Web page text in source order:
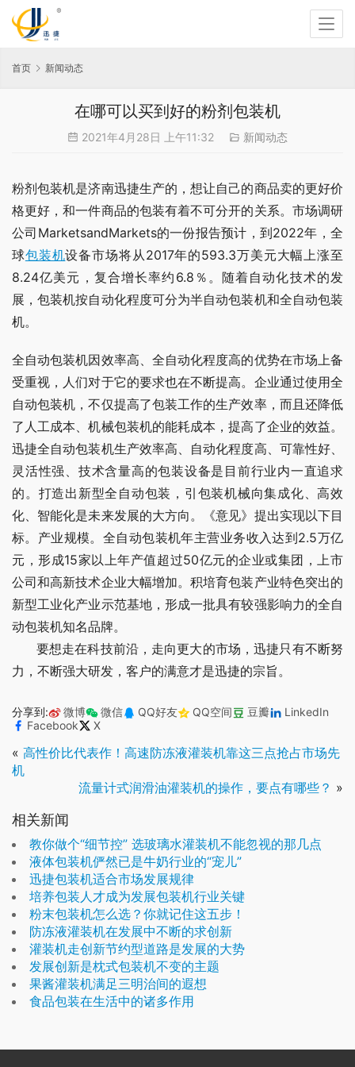
首页 新闻动态
在哪可以买到好的粉剂包装机
2021年4月28日 上午11:32 新闻动态
粉剂包装机是济南迅捷生产的，想让自己的商品卖的更好价
格更好，和一件商品的包装有着不可分开的关系。市场调研
公司MarketsandMarkets的一份报告预计，到2022年，全
球包装机设备市场将从2017年的593.3万美元大幅上涨至
8.24亿美元，复合增长率约6.8％。随着自动化技术的发
展，包装机按自动化程度可分为半自动包装机和全自动包装
机。
全自动包装机因效率高、全自动化程度高的优势在市场上备
受重视，人们对于它的要求也在不断提高。企业通过使用全
自动包装机，不仅提高了包装工作的生产效率，而且还降低
了人工成本、机械包装机的能耗成本，提高了企业的效益。
迅捷全自动包装机生产效率高、自动化程度高、可靠性好、
灵活性强、技术含量高的包装设备是目前行业内一直追求
的。打造出新型全自动包装，引包装机械向集成化、高效
化、智能化是未来发展的大方向。《意见》提出实现以下目
标。产业规模。全自动包装机年主营业务收入达到2.5万亿
元，形成15家以上年产值超过50亿元的企业或集团，上市
公司和高新技术企业大幅增加。积培育包装产业特色突出的
新型工业化产业示范基地，形成一批具有较强影响力的全自
动包装机知名品牌。
要想走在科技前沿，走向更大的市场，迅捷只有不断努
力，不断强大研发，客户的满意才是迅捷的宗旨。
分享到: 微博 微信 QQ好友 QQ空间 豆瓣
LinkedIn
Facebook
X
« 高性价比代表作！高速防冻液灌装机靠这三点抢占市场先
机
流量计式润滑油灌装机的操作，要点有哪些？ »
相关新闻
教你做个“细节控” 选玻璃水灌装机不能忽视的那几点
液体包装机俨然已是牛奶行业的“宠儿”
迅捷包装机适合市场发展规律
培养包装人才成为发展包装机行业关键
粉末包装机怎么选？你就记住这五步！
防冻液灌装机在发展中不断的求创新
灌装机走创新节约型道路是发展的大势
发展创新是枕式包装机不变的主题
果酱灌装机满足三明治间的遐想
食品包装在生活中的诸多作用